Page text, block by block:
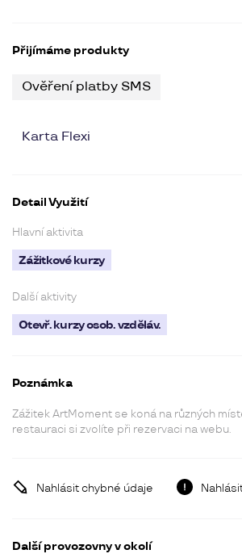
Přijímáme produkty
Ověření platby SMS
Karta Flexi
Detail Využití
Hlavní aktivita
Zážitkové kurzy
Další aktivity
Otevř. kurzy osob. vzděláv.
Poznámka
Zážitek ArtMoment se koná na různých
restauraci si zvolíte při rezervaci na webu.
Nahlásit chybné údaje
Další provozovny v okolí